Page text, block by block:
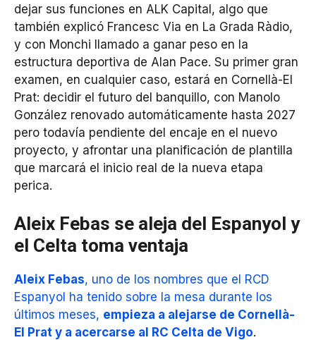
dejar sus funciones en ALK Capital, algo que
también explicó Francesc Via en La Grada Ràdio,
y con Monchi llamado a ganar peso en la
estructura deportiva de Alan Pace. Su primer gran
examen, en cualquier caso, estará en Cornellà-El
Prat: decidir el futuro del banquillo, con Manolo
González renovado automáticamente hasta 2027
pero todavía pendiente del encaje en el nuevo
proyecto, y afrontar una planificación de plantilla
que marcará el inicio real de la nueva etapa
perica.
Aleix Febas se aleja del Espanyol y
el Celta toma ventaja
Aleix Febas, uno de los nombres que el RCD
Espanyol ha tenido sobre la mesa durante los
últimos meses, empieza a alejarse de Cornellà-
El Prat y a acercarse al RC Celta de Vigo.